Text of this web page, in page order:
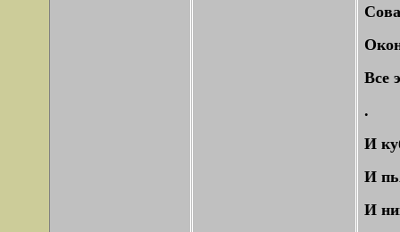
Все
.
И
И
И